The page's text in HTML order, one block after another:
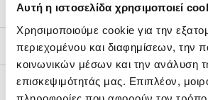
Αυτή η ιστοσελίδα χρησιμοποιεί
Χρησιμοποιούμε cookie για την
περιεχομένου και διαφημίσεων, την
κοινωνικών μέσων και την ανάλυση
επισκεψιμότητάς μας. Επιπλέον,
πληροφορίες που αφορούν τον
Χαρακτηριστικά
Τρόποι Αποστολής